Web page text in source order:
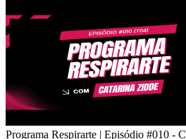
Programa Respirarte | Episódio #010 -